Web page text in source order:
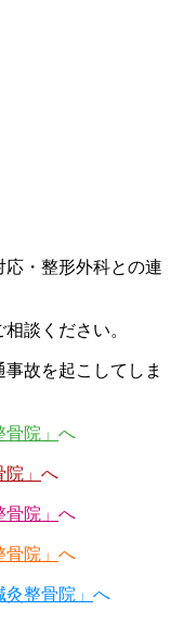
・整形外科との連
談ください。
故を起こしてしま
院」 へ
」 へ
院」 へ
院」 へ
灸整骨院」 へ